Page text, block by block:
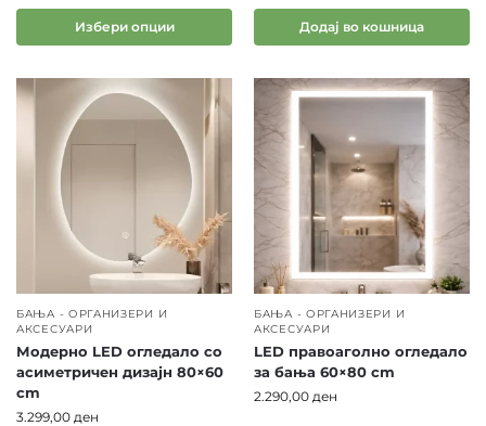
практичност.
Корпи за алишта со модерен
дизајн
Во категоријата ќе најдете и корпи за алишта кои
практичност, издржливост и
естетика
. Совршени се за секојдневна употреба и
помагаат
просторот да остане организиран и
хармоничен
Квалитетни брендови и
инспирација
Откријте проверени брендовии производи со
модерен стил и трајност
Избери опции Додај во кошница
БАЊА - ОРГАНИЗЕРИ И
АКСЕСУАРИ
Модерно LED огледало со
асиметричен дизајн 80×60
cm
3.299,00 ден
БАЊА - ОРГАНИЗЕРИ И
АКСЕСУАРИ
LED правоаголно огледало
за бања 60×80 cm
2.290,00 ден